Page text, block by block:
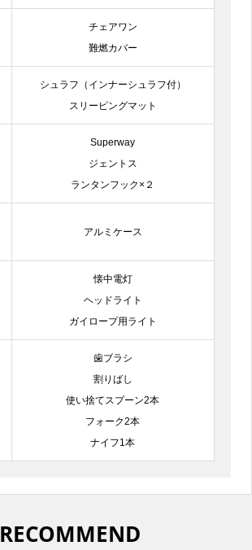
チェアワン
難燃カバー
シュラフ（インナーシュラフ付）
スリーピングマット
Superway
ジェントス
ランタンフック×２
アルミケース
懐中電灯
ヘッドライト
ガイロープ用ライト
歯ブラシ
割りばし
使い捨てスプーン2本
フォーク2本
ナイフ1本
RECOMMEND